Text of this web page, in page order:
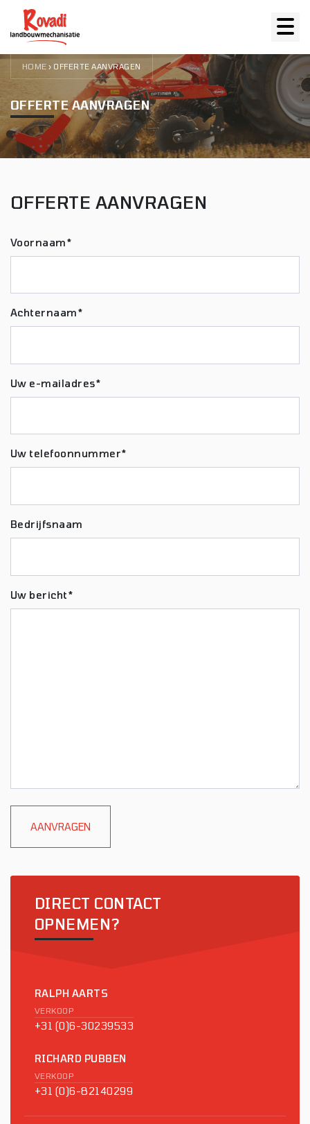
HOME › OFFERTE AANVRAGEN
OFFERTE AANVRAGEN
OFFERTE AANVRAGEN
Voornaam*
Achternaam*
Uw e-mailadres*
Uw telefoonnummer*
Bedrijfsnaam
Uw bericht*
DIRECT CONTACT
OPNEMEN?
RALPH AARTS
VERKOOP
+31 (0)6-30239533
RICHARD PUBBEN
VERKOOP
+31 (0)6-82140299